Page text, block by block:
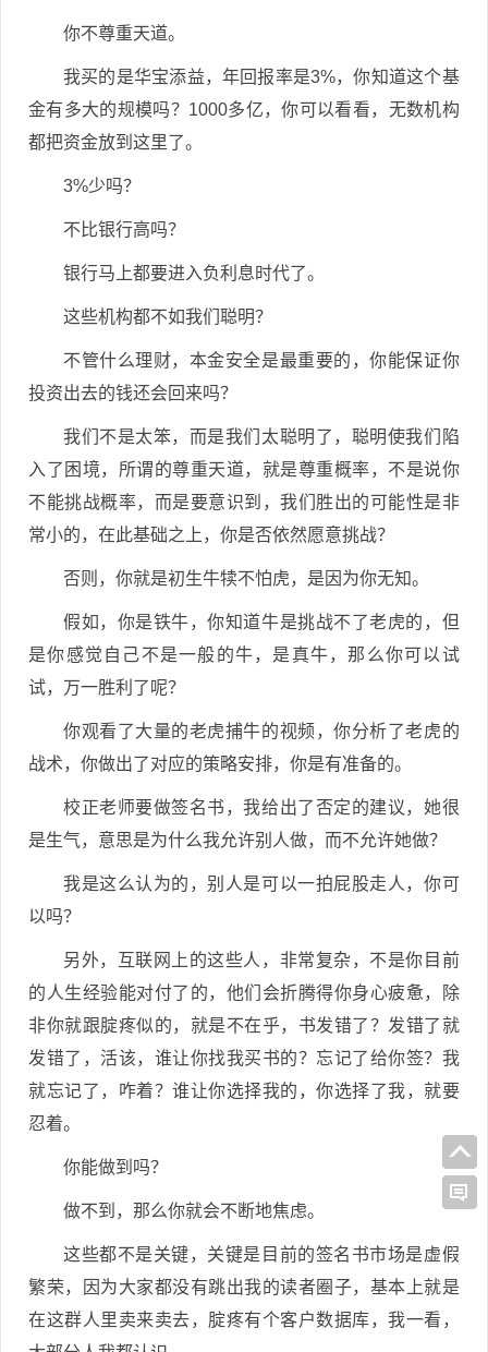
你不尊重天道。
我买的是华宝添益，年回报率是3%，你知道这个基
金有多大的规模吗？1000多亿，你可以看看，无数机构
都把资金放到这里了。
3%少吗？
不比银行高吗？
银行马上都要进入负利息时代了。
这些机构都不如我们聪明？
不管什么理财，本金安全是最重要的，你能保证你
投资出去的钱还会回来吗？
我们不是太笨，而是我们太聪明了，聪明使我们陷
入了困境，所谓的尊重天道，就是尊重概率，不是说你
不能挑战概率，而是要意识到，我们胜出的可能性是非
常小的，在此基础之上，你是否依然愿意挑战？
否则，你就是初生牛犊不怕虎，是因为你无知。
假如，你是铁牛，你知道牛是挑战不了老虎的，但
是你感觉自己不是一般的牛，是真牛，那么你可以试
试，万一胜利了呢？
你观看了大量的老虎捕牛的视频，你分析了老虎的
战术，你做出了对应的策略安排，你是有准备的。
校正老师要做签名书，我给出了否定的建议，她很
是生气，意思是为什么我允许别人做，而不允许她做？
我是这么认为的，别人是可以一拍屁股走人，你可
以吗？
另外，互联网上的这些人，非常复杂，不是你目前
的人生经验能对付了的，他们会折腾得你身心疲惫，除
非你就跟腚疼似的，就是不在乎，书发错了？发错了就
发错了，活该，谁让你找我买书的？忘记了给你签？我
就忘记了，咋着？谁让你选择我的，你选择了我，就要
忍着。
你能做到吗？
做不到，那么你就会不断地焦虑。
这些都不是关键，关键是目前的签名书市场是虚假
繁荣，因为大家都没有跳出我的读者圈子，基本上就是
在这群人里卖来卖去，腚疼有个客户数据库，我一看，